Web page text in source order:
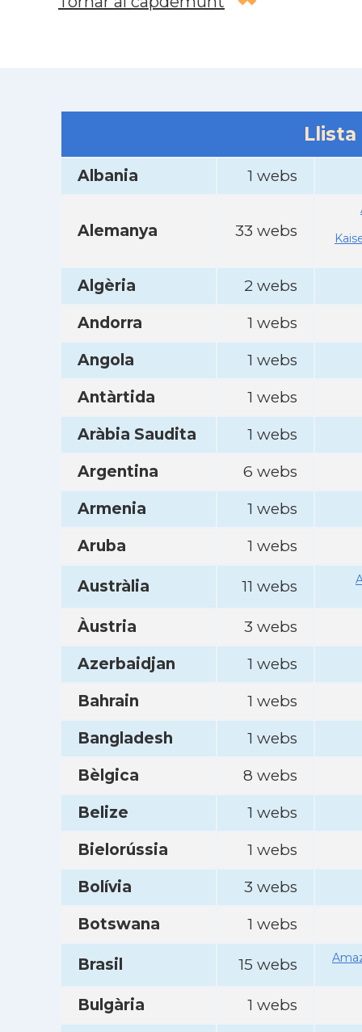
Albania 1 webs
Alemanya 33 webs
Algèria
2 webs
Andorra
1 webs
Angola
1 webs
Antàrtida
1 webs
Aràbia Saudita
1 webs
Argentina
6 webs
Armenia
1 webs
Aruba
1 webs
Austràlia 11 webs
Àustria
3 webs
Azerbaidjan
1 webs
Bahrain
1 webs
Bangladesh
1 webs
Bèlgica
8 webs
Belize
1 webs
Bielorússia
1 webs
Bolívia
3 webs
Botswana
1 webs
Brasil 15 webs
Bulgària
1 webs